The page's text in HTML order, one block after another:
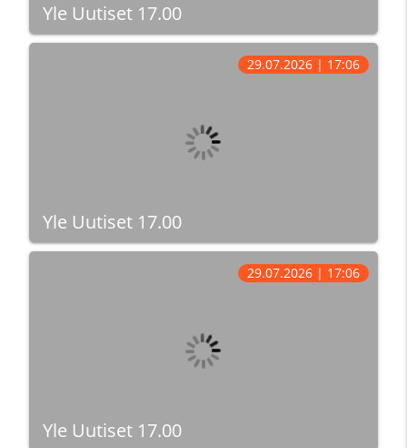
Yle Uutiset 17.00
Yle Uutiset 17.00
29.07.2026 | 17:06
Yle Uutiset 17.00
29.07.2026 | 17:06